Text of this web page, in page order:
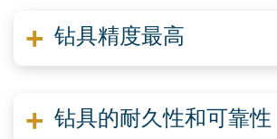
钻具精度最高
钻具的耐久性和可靠性